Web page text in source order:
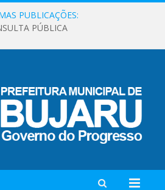
PUBLICAÇÕES:
PÚBLICA